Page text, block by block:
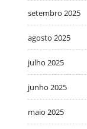
setembro 2025
agosto 2025
julho 2025
junho 2025
maio 2025